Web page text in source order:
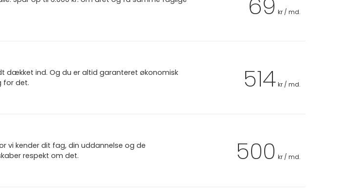
69 kr / md.
dækket ind. Og du er altid garanteret økonomisk
for det.
514 kr / md.
vi kender dit fag, din uddannelse og de
respekt om det.
500 kr / md.